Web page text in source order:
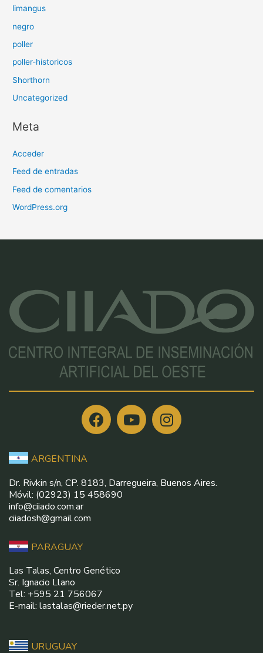
limangus
negro
poller
poller-historicos
Shorthorn
Uncategorized
Meta
Acceder
Feed de entradas
Feed de comentarios
WordPress.org
ARGENTINA
Dr. Rivkin s/n, CP. 8183, Darregueira, Buenos Aires.
Móvil: (02923) 15 458690
info@ciiado.com.ar
ciiadosh@gmail.com
PARAGUAY
Las Talas, Centro Genético
Sr. Ignacio Llano
Tel: +595 21 756067
E-mail: lastalas@rieder.net.py
URUGUAY